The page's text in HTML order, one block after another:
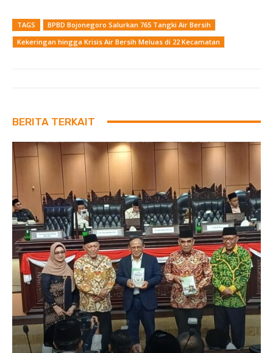
TAGS
BPBD Bojonegoro Salurkan 765 Tangki Air Bersih
Kekeringan hingga Krisis Air Bersih Meluas di 22 Kecamatan
BERITA TERKAIT